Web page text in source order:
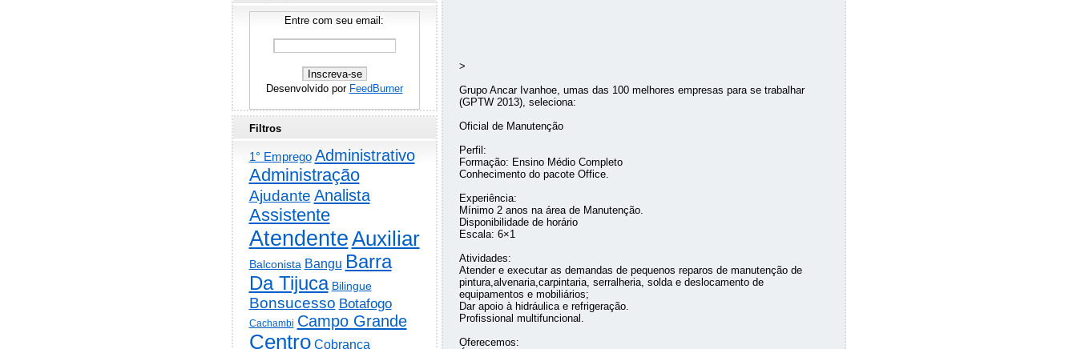
>
Grupo Ancar Ivanhoe, umas das 100 melhores empresas para se trabalhar
(GPTW 2013), seleciona:
Oficial de Manutenção
Perfil:
Formação: Ensino Médio Completo
Conhecimento do pacote Office.
Experiência:
Mínimo 2 anos na área de Manutenção.
Disponibilidade de horário
Escala: 6×1
Atividades:
Atender e executar as demandas de pequenos reparos de manutenção de
pintura,alvenaria,carpintaria, serralheria, solda e deslocamento de
equipamentos e mobiliários;
Dar apoio à hidráulica e refrigeração.
Profissional multifuncional.
Oferecemos:
Entre com seu email:
Desenvolvido por FeedBurner
Filtros
1° Emprego Administrativo
Administração
Ajudante Analista
Assistente
AtendenteAuxiliar
Balconista Bangu Barra
Da Tijuca Bilingue
Bonsucesso Botafogo
Cachambi Campo Grande
Centro Cobrança